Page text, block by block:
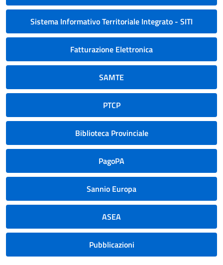
Sistema Informativo Territoriale Integrato - SITI
Fatturazione Elettronica
SAMTE
PTCP
Biblioteca Provinciale
PagoPA
Sannio Europa
ASEA
Pubblicazioni